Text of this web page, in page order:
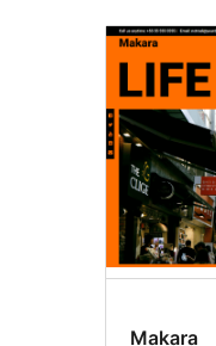
Makara